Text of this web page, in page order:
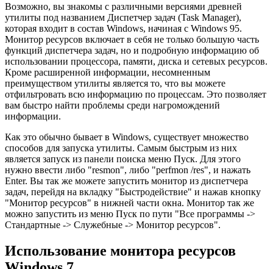
Возможно, вы знакомы с различными версиями древней
утилиты под названием Диспетчер задач (Task Manager),
которая входит в состав Windows, начиная с Windows 95.
Монитор ресурсов включает в себя не только большую часть
функций диспетчера задач, но и подробную информацию об
использовании процессора, памяти, диска и сетевых ресурсов.
Кроме расширенной информации, несомненным
преимуществом утилиты является то, что вы можете
отфильтровать всю информацию по процессам. Это позволяет
вам быстро найти проблемы среди нагромождений
информации.
Как это обычно бывает в Windows, существует множество
способов для запуска утилиты. Самым быстрым из них
является запуск из панели поиска меню Пуск. Для этого
нужно ввести либо "resmon", либо "perfmon /res", и нажать
Enter. Вы так же можете запустить монитор из диспетчера
задач, перейдя на вкладку "Быстродействие" и нажав кнопку
"Монитор ресурсов" в нижней части окна. Монитор так же
можно запустить из меню Пуск по пути "Все программы ->
Стандартные -> Служебные -> Монитор ресурсов".
Использование монитора ресурсов